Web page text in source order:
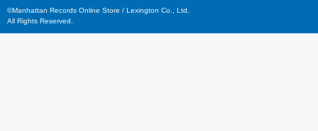
©Manhattan Records Online Store / Lexington Co., Ltd.
All Rights Reserved.